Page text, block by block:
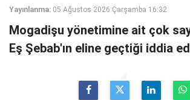
Yayınlanma: 05 Ağustos 2026 Çarşamba 16:32
Mogadişu yönetimine ait çok
Eş Şebab'ın eline geçtiği iddia